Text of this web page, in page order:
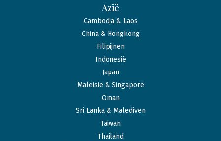
Azië
Cambodja & Laos
China & Hongkong
Filipijnen
Indonesië
Japan
Maleisië & Singapore
Oman
Sri Lanka & Malediven
Taiwan
Thailand